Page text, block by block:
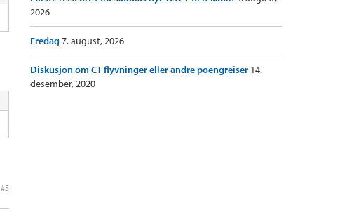
#5
2026
Fredag7. august, 2026
Diskusjon om CT flyvninger eller andre poengreiser 14.
desember, 2020